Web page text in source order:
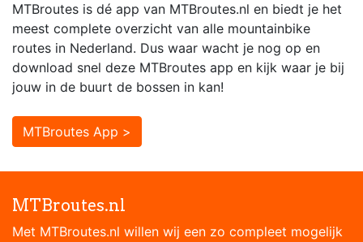
MTBroutes is dé app van MTBroutes.nl en biedt je het
meest complete overzicht van alle mountainbike
routes in Nederland. Dus waar wacht je nog op en
download snel deze MTBroutes app en kijk waar je bij
jouw in de buurt de bossen in kan!
MTBroutes App >
MTBroutes.nl
Met MTBroutes.nl willen wij een zo compleet mogelijk